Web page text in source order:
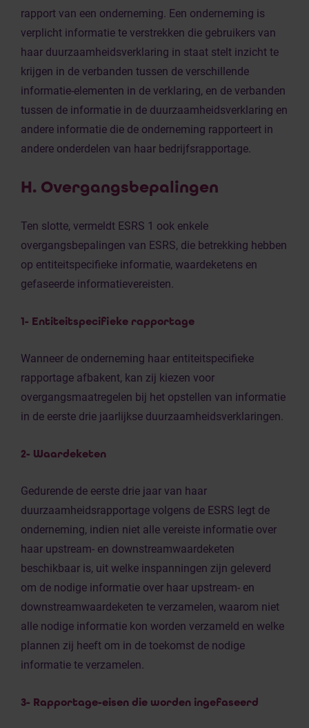
rapport van een onderneming. Een onderneming is
verplicht informatie te verstrekken die gebruikers van
haar duurzaamheidsverklaring in staat stelt inzicht te
krijgen in de verbanden tussen de verschillende
informatie-elementen in de verklaring, en de verbanden
tussen de informatie in de duurzaamheidsverklaring en
andere informatie die de onderneming rapporteert in
andere onderdelen van haar bedrijfsrapportage.
H. Overgangsbepalingen
Ten slotte, vermeldt ESRS 1 ook enkele
overgangsbepalingen van ESRS, die betrekking hebben
op entiteitspecifieke informatie, waardeketens en
gefaseerde informatievereisten.
1- Entiteitspecifieke rapportage
Wanneer de onderneming haar entiteitspecifieke
rapportage afbakent, kan zij kiezen voor
overgangsmaatregelen bij het opstellen van informatie
in de eerste drie jaarlijkse duurzaamheidsverklaringen.
2- Waardeketen
Gedurende de eerste drie jaar van haar
duurzaamheidsrapportage volgens de ESRS legt de
onderneming, indien niet alle vereiste informatie over
haar upstream- en downstreamwaardeketen
beschikbaar is, uit welke inspanningen zijn geleverd
om de nodige informatie over haar upstream- en
downstreamwaardeketen te verzamelen, waarom niet
alle nodige informatie kon worden verzameld en welke
plannen zij heeft om in de toekomst de nodige
informatie te verzamelen.
3- Rapportage-eisen die worden ingefaseerd